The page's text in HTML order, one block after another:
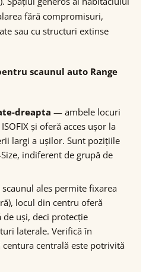
fără compromisuri,
sau cu structuri extinse
scaunul auto Range
dreapta — ambele locuri
și oferă acces ușor la
largi a ușilor. Sunt pozițiile
indiferent de grupă de
ales permite fixarea
locul din centru oferă
uși, deci protecție
laterale. Verifică în
centrală este potrivită